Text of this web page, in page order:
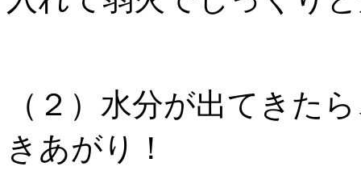
（２）水分が出てきた
きあがり！